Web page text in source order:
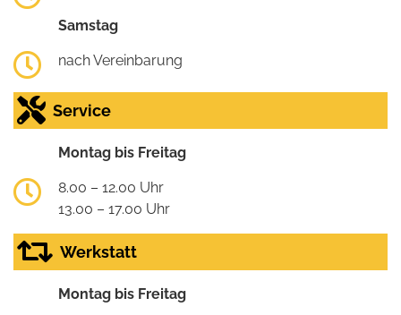
Samstag
nach Vereinbarung
Service
Montag bis Freitag
8.00 – 12.00 Uhr
13.00 – 17.00 Uhr
Werkstatt
Montag bis Freitag